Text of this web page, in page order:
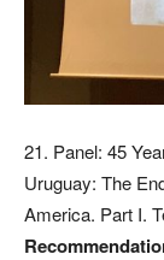
21. Panel: 45
Uruguay: The
America. Part I.